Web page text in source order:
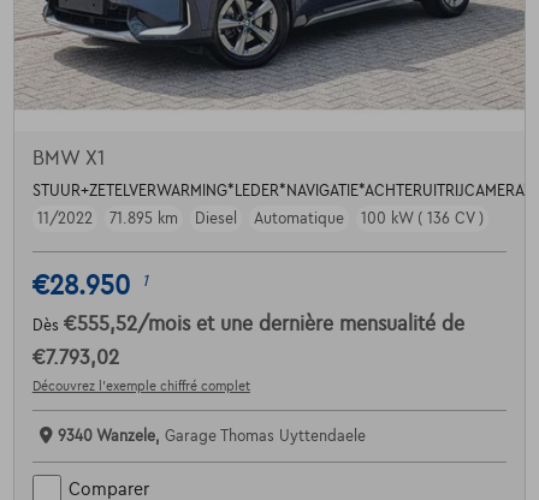
BMW X1
11/2022
71.895 km Diesel Automatique 100 kW ( 136 CV )
€28.950 1
Dès €555,52/mois et une dernière mensualité de
€7.793,02
Découvrez l’exemple chiffré complet
9340 Wanzele, Garage Thomas Uyttendaele
Comparer